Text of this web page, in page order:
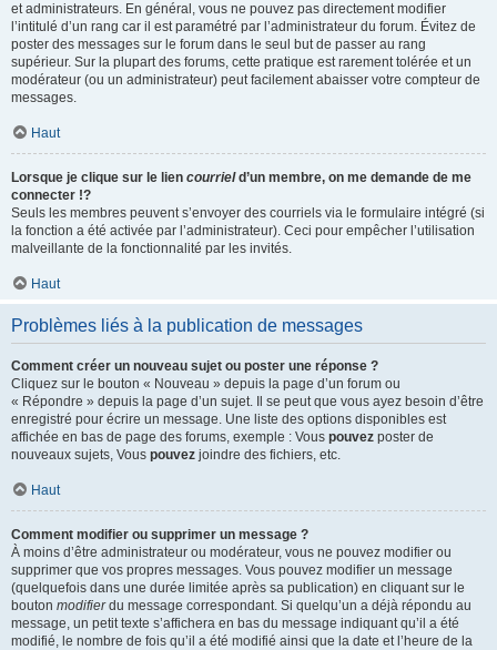
et administrateurs. En général, vous ne pouvez pas directement modifier
l’intitulé d’un rang car il est paramétré par l’administrateur du forum. Évitez de
poster des messages sur le forum dans le seul but de passer au rang
supérieur. Sur la plupart des forums, cette pratique est rarement tolérée et un
modérateur (ou un administrateur) peut facilement abaisser votre compteur de
messages.
Haut
Lorsque je clique sur le lien courrield’un membre, on me demande de me
connecter !?
Seuls les membres peuvent s’envoyer des courriels via le formulaire intégré (si
la fonction a été activée par l’administrateur). Ceci pour empêcher l’utilisation
malveillante de la fonctionnalité par les invités.
Haut
Problèmes liés à la publication de messages
Comment créer un nouveau sujet ou poster une réponse ?
Cliquez sur le bouton « Nouveau » depuis la page d’un forum ou
« Répondre » depuis la page d’un sujet. Il se peut que vous ayez besoin d’être
enregistré pour écrire un message. Une liste des options disponibles est
affichée en bas de page des forums, exemple : Vous pouvez poster de
nouveaux sujets, Vous pouvez joindre des fichiers, etc.
Haut
Comment modifier ou supprimer un message ?
À moins d’être administrateur ou modérateur, vous ne pouvez modifier ou
supprimer que vos propres messages. Vous pouvez modifier un message
(quelquefois dans une durée limitée après sa publication) en cliquant sur le
bouton modifierdu message correspondant. Si quelqu’un a déjà répondu au
message, un petit texte s’affichera en bas du message indiquant qu’il a été
modifié, le nombre de fois qu’il a été modifié ainsi que la date et l’heure de la